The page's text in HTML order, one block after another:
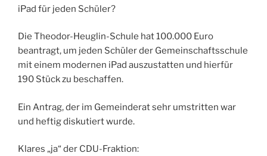
iPad für jeden Schüler?
Die Theodor-Heuglin-Schule hat 100.000 Euro
beantragt, um jeden Schüler der Gemeinschaftsschule
mit einem modernen iPad auszustatten und hierfür
190 Stück zu beschaffen.
Ein Antrag, der im Gemeinderat sehr umstritten war
und heftig diskutiert wurde.
Klares „ja“ der CDU-Fraktion: